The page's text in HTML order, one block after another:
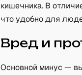
кишечника. В
что удобно для
Вред и
Основной минус —